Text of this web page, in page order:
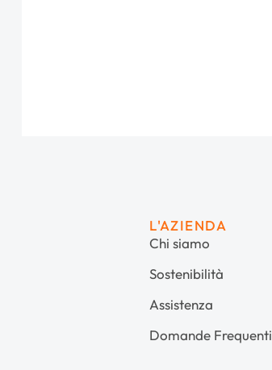
L'AZIENDA
Chi siamo
Sostenibilità
Assistenza
Domande Frequenti